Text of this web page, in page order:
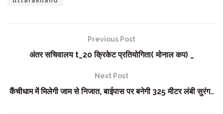
Previous Post
अंतर सचिवालय t_20 क्रिकेट प्रतियोगिता( मोनाल कप) _
Next Post
कैंचीधाम में मिलेगी जाम से निजात, बाईपास पर बनेगी 325 मीटर लंबी सुरंग..